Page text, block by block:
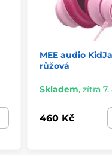
MEE audio
růžová
Skladem, zítra 7.
460 Kč